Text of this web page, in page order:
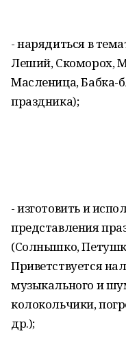
- нарядиться в
Леший, Скоморох,
Масленица, Бабка-
праздника);
- изготовить и
представления
(Солнышко,
Приветствуется
музыкального и
колокольчики,
др.);